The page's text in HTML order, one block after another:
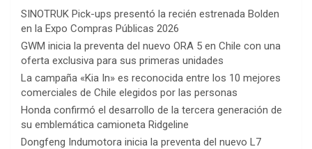
SINOTRUK Pick-ups presentó la recién estrenada Bolden
en la Expo Compras Públicas 2026
GWM inicia la preventa del nuevo ORA 5 en Chile con una
oferta exclusiva para sus primeras unidades
La campaña «Kia In» es reconocida entre los 10 mejores
comerciales de Chile elegidos por las personas
Honda confirmó el desarrollo de la tercera generación de
su emblemática camioneta Ridgeline
Dongfeng Indumotora inicia la preventa del nuevo L7